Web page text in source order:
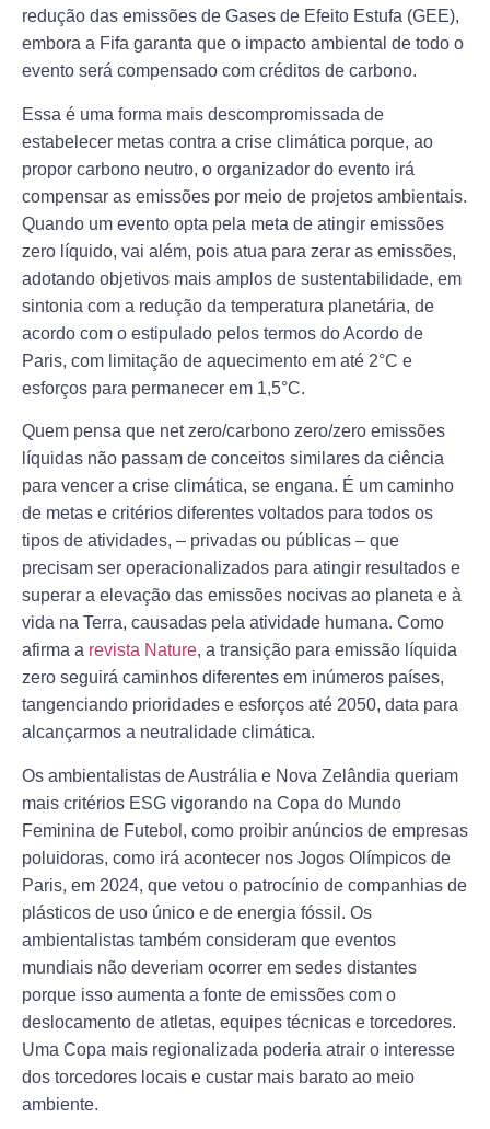
redução das emissões de Gases de Efeito Estufa (GEE),
embora a Fifa garanta que o impacto ambiental de todo o
evento será compensado com créditos de carbono.
Essa é uma forma mais descompromissada de
estabelecer metas contra a crise climática porque, ao
propor carbono neutro, o organizador do evento irá
compensar as emissões por meio de projetos ambientais.
Quando um evento opta pela meta de atingir emissões
zero líquido, vai além, pois atua para zerar as emissões,
adotando objetivos mais amplos de sustentabilidade, em
sintonia com a redução da temperatura planetária, de
acordo com o estipulado pelos termos do Acordo de
Paris, com limitação de aquecimento em até 2°C e
esforços para permanecer em 1,5°C.
Quem pensa que net zero/carbono zero/zero emissões
líquidas não passam de conceitos similares da ciência
para vencer a crise climática, se engana. É um caminho
de metas e critérios diferentes voltados para todos os
tipos de atividades, – privadas ou públicas – que
precisam ser operacionalizados para atingir resultados e
superar a elevação das emissões nocivas ao planeta e à
vida na Terra, causadas pela atividade humana. Como
afirma a revista Nature, a transição para emissão líquida
zero seguirá caminhos diferentes em inúmeros países,
tangenciando prioridades e esforços até 2050, data para
alcançarmos a neutralidade climática.
Os ambientalistas de Austrália e Nova Zelândia queriam
mais critérios ESG vigorando na Copa do Mundo
Feminina de Futebol, como proibir anúncios de empresas
poluidoras, como irá acontecer nos Jogos Olímpicos de
Paris, em 2024, que vetou o patrocínio de companhias de
plásticos de uso único e de energia fóssil. Os
ambientalistas também consideram que eventos
mundiais não deveriam ocorrer em sedes distantes
porque isso aumenta a fonte de emissões com o
deslocamento de atletas, equipes técnicas e torcedores.
Uma Copa mais regionalizada poderia atrair o interesse
dos torcedores locais e custar mais barato ao meio
ambiente.